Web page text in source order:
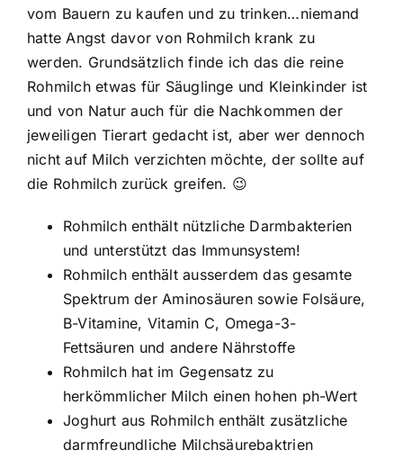
vom Bauern zu kaufen und zu trinken…niemand
hatte Angst davor von Rohmilch krank zu
werden. Grundsätzlich finde ich das die reine
Rohmilch etwas für Säuglinge und Kleinkinder ist
und von Natur auch für die Nachkommen der
jeweiligen Tierart gedacht ist, aber wer dennoch
nicht auf Milch verzichten möchte, der sollte auf
die Rohmilch zurück greifen. 😉
Rohmilch enthält nützliche Darmbakterien
und unterstützt das Immunsystem!
Rohmilch enthält ausserdem das gesamte
Spektrum der Aminosäuren sowie Folsäure,
B-Vitamine, Vitamin C, Omega-3-
Fettsäuren und andere Nährstoffe
Rohmilch hat im Gegensatz zu
herkömmlicher Milch einen hohen ph-Wert
Joghurt aus Rohmilch enthält zusätzliche
darmfreundliche Milchsäurebaktrien